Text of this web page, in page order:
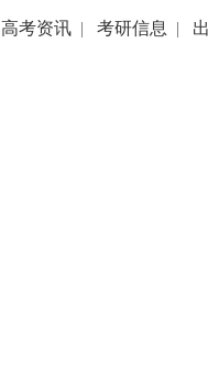
高考资讯 | 考研信息 |